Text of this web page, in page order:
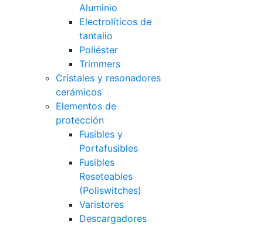
Aluminio
Electrolíticos de
tantalio
Poliéster
Trimmers
Cristales y resonadores
cerámicos
Elementos de
protección
Fusibles y
Portafusibles
Fusibles
Reseteables
(Poliswitches)
Varistores
Descargadores